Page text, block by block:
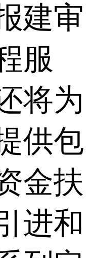
建审
服
将为
供包
金扶
进和